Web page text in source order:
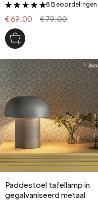
&
8 Beoordelingen
€ 69.00 € 79.00
Paddestoel tafellamp in
gegalvaniseerd metaal